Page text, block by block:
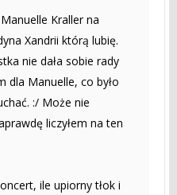
Kraller na
Xandrii którą lubię.
nie dała sobie rady
dla Manuelle, co było
:/ Może nie
liczyłem na ten
ile upiorny tłok i